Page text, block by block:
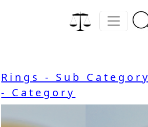
Rings - Sub Category
- Category